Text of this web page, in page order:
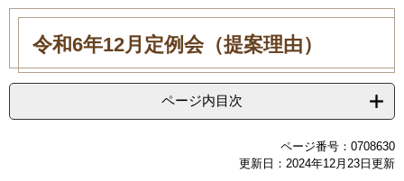
本
令和6年12月定例会（提案理由）
ページ内目次
ページ番号：0708630
更新日：2024年12月23日更新